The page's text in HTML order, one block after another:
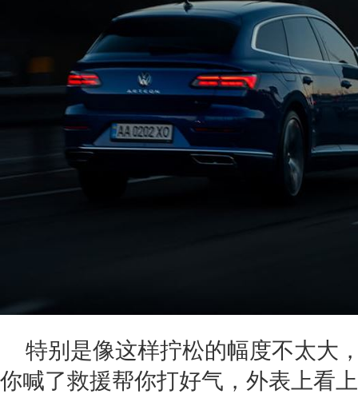
特别是像这样拧松的幅度不太大
你喊了救援帮你打好气，外表上看